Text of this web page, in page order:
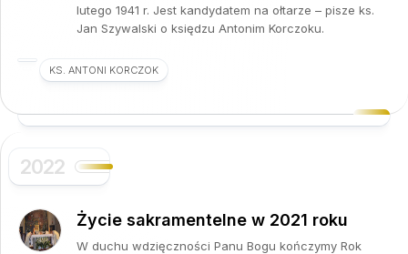
lutego 1941 r. Jest kandydatem na ołtarze – pisze ks.
Jan Szywalski o księdzu Antonim Korczoku.
KS. ANTONI KORCZOK
2022
Życie sakramentelne w 2021 roku
W duchu wdzięczności Panu Bogu kończymy Rok